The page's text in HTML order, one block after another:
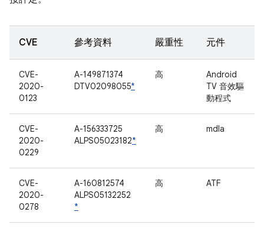
CVE 參考資料 嚴重性 元件
CVE-
2020-
0123
A-149871374
DTV02098055*
高
Android
TV 音效驅
動程式
CVE-
2020-
0229
A-156333725
ALPS05023182*
高 mdla
CVE-
2020-
0278
A-160812574
ALPS05132252
*
高 ATF